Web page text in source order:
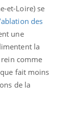
et-Loire) se
des
une
la
comme
fait moins
de la